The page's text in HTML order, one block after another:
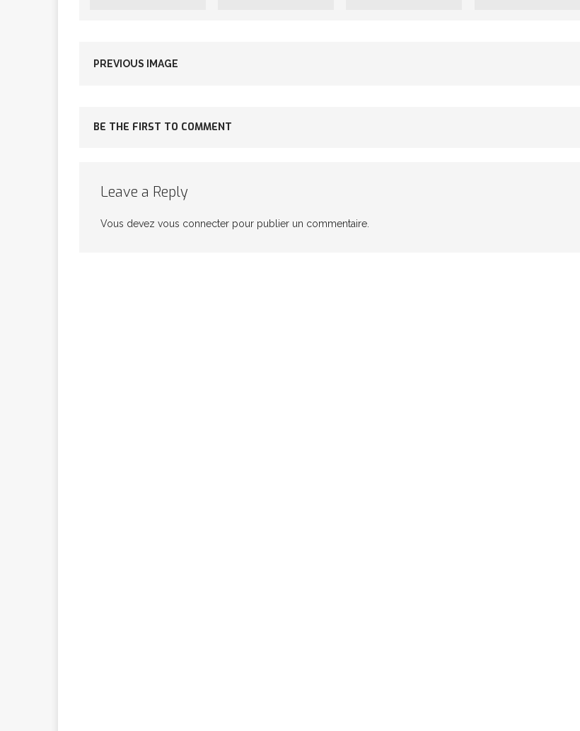
[ 9 février 2026 ] La fièvre IA dévore la planète tech
PREVIOUS IMAGE
BE THE FIRST TO COMMENT
Leave a Reply
Vous devez vous connecter pour publier un commentaire.